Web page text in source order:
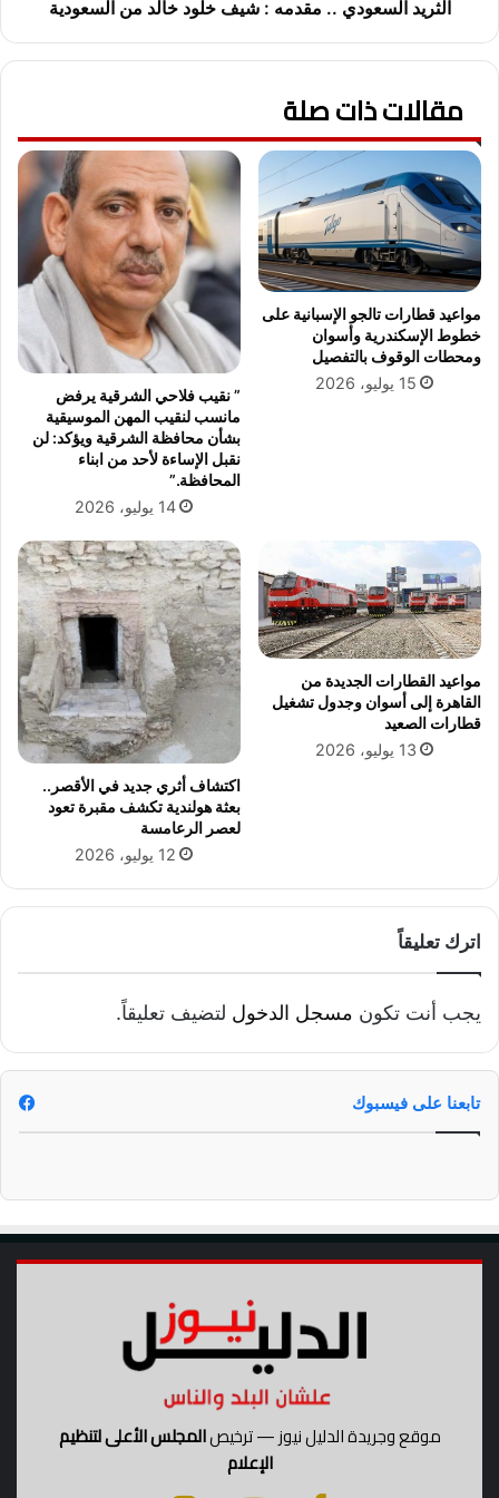
ا
ن
ي
ا
م
ق
د
م
ه
:
ش
ي
ف
خ
م
ن
ا
ل
س
ع
و
د
ي
الثريد السعودي .. مقدمه : شيف خلود خالد من السعودية
مقالات ذات صلة
مواعيد قطارات تالجو الإسبانية على
خطوط الإسكندرية وأسوان
ومحطات الوقوف بالتفصيل
15 يوليو، 2026
” نقيب فلاحي الشرقية يرفض
مانسب لنقيب المهن الموسيقية
بشأن محافظة الشرقية ويؤكد: لن
نقبل الإساءة لأحد من ابناء
المحافظة.”
14 يوليو، 2026
مواعيد القطارات الجديدة من
القاهرة إلى أسوان وجدول تشغيل
قطارات الصعيد
13 يوليو، 2026
اكتشاف أثري جديد في الأقصر..
بعثة هولندية تكشف مقبرة تعود
لعصر الرعامسة
12 يوليو، 2026
اترك تعليقاً
يجب أنت تكون مسجل الدخول لتضيف تعليقاً.
تابعنا على فيسبوك
موقع وجريدة الدليل نيوز — ترخيصالمجلس الأعلى لتنظيم
الإعلام